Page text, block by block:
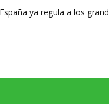
España ya regula a los